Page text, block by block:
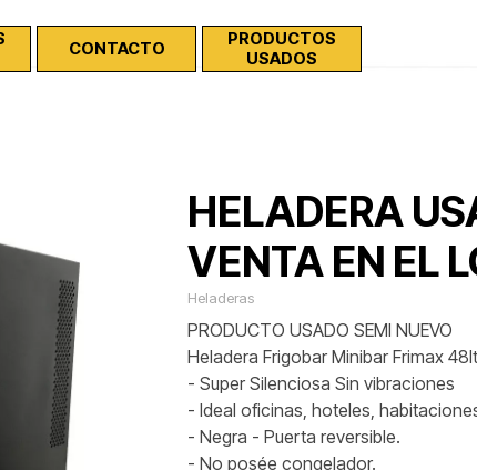
Saltar menú
▼
CONTACTO ▼
PRODUCTOS
USADOS
HELADERA
VENTA EN EL
Heladeras
PRODUCTO USADO SEMI NUEVO
Heladera Frigobar Minibar Frimax
- Super Silenciosa Sin vibraciones
- Ideal oficinas, hoteles,
- Negra - Puerta reversible.
- No posée congelador.